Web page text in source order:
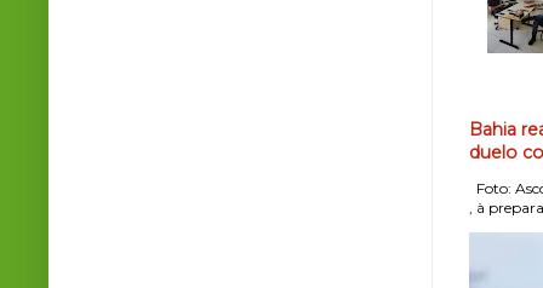
Bahia
duelo
Foto:
, à